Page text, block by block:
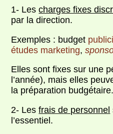
1- Lescharges fixes
par la direction.
Exemples : budget
études marketing,
Elles sont fixes sur une
l’année), mais elles
la préparation budgétaire.
2- Lesfrais de personnel
l’essentiel.